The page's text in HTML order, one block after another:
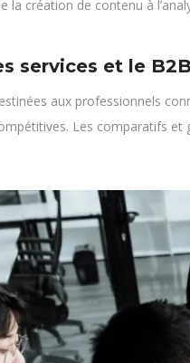
la création de contenu à
services et le B2B
aux professionnels
Les comparatifs